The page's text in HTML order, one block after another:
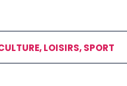
LOISIRS, SPORT